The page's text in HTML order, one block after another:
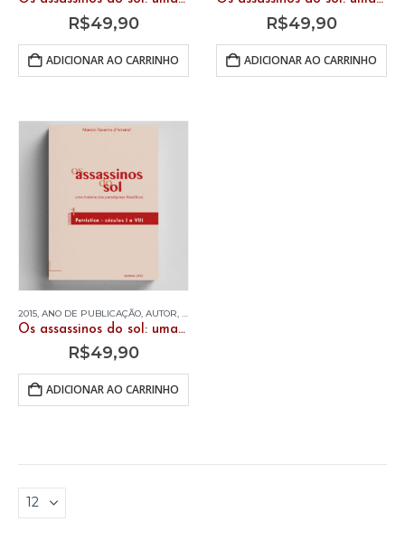
R$49,90
ADICIONAR AO CARRINHO
R$49,90
ADICIONAR AO CARRINHO
2015, ANO DE PUBLICAÇÃO, AUTOR, LIVROS
Os assassinos do sol: uma história dos paradigmas filosóficos. Vol. 1 – Patrística – séculos I ao VIII
R$49,90
ADICIONAR AO CARRINHO